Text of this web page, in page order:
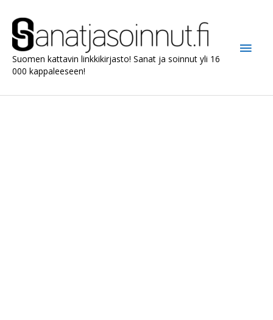
sisältöön
Suomen kattavin linkkikirjasto! Sanat ja soinnut yli 16
000 kappaleeseen!